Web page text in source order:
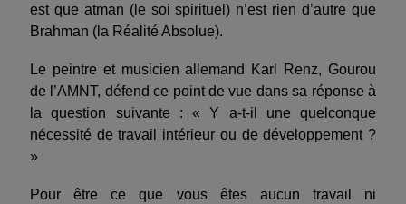
est que atman (le soi spirituel) n’est rien d’autre que
Brahman (la Réalité Absolue).
Le peintre et musicien allemand Karl Renz, Gourou
de l’AMNT, défend ce point de vue dans sa réponse à
la question suivante : « Y a-t-il une quelconque
nécessité de travail intérieur ou de développement ?
»
Pour être ce que vous êtes aucun travail ni